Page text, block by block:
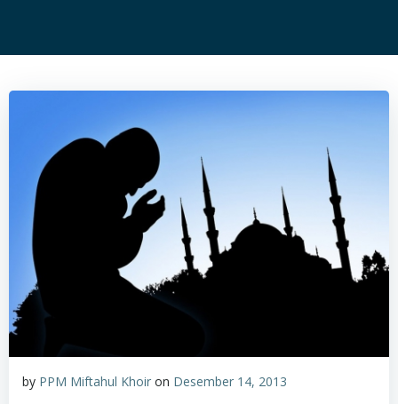
by PPM Miftahul Khoir on Desember 14, 2013